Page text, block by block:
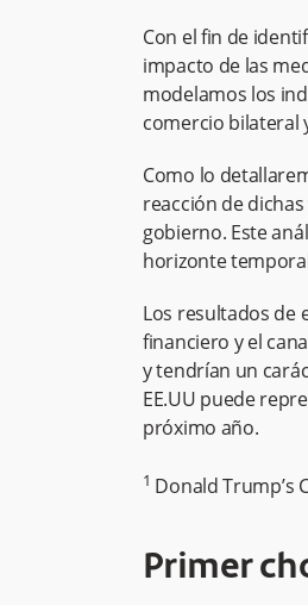
Con el fin de
impacto de las
modelamos los
comercio bilateral
Como lo
reacción de
gobierno. Este
horizonte
Los resultados de
financiero y el
y tendrían un
EE.UU puede
próximo año.
1 Donald Trump’s
Primer